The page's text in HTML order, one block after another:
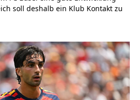
soll deshalb ein Klub Kontakt zu